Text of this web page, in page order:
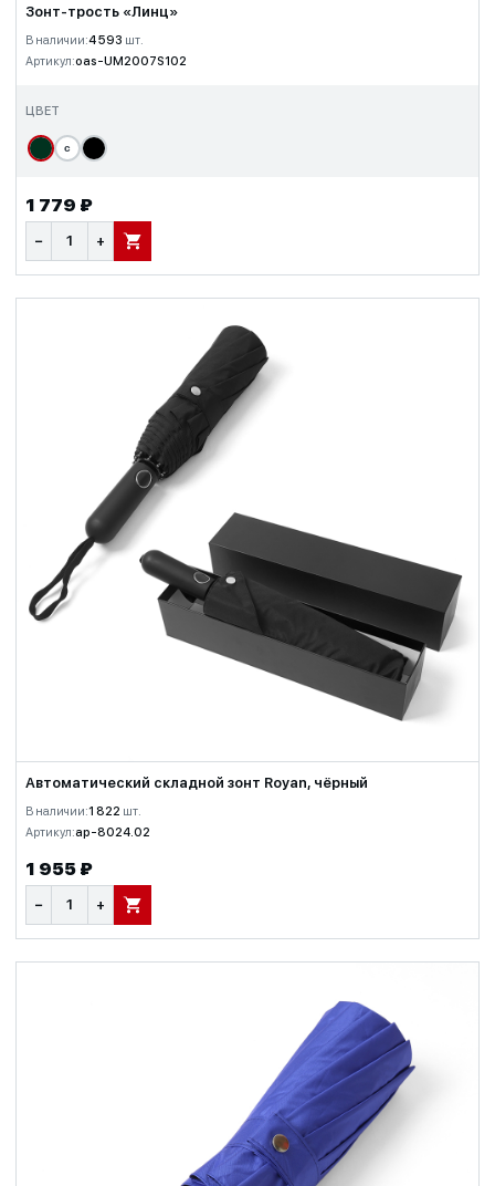
Зонт-трость «Линц»
В наличии:4 593 шт.
Артикул:oas-UM2007S102
ЦВЕТ
с
1 779 ₽
− + В КОРЗИНУ
Автоматический складной зонт Royan, чёрный
В наличии:1 822 шт.
Артикул:ap-8024.02
1 955 ₽
− + В КОРЗИНУ